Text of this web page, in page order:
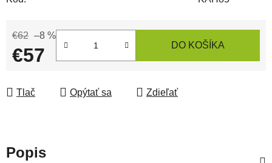
€62 –8 %
€57 DO KOŠÍKA
Tlač Opýtať sa Zdieľať
Popis